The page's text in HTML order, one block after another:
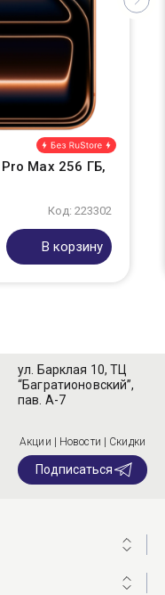
Max 256 ГБ,
Код: 223302
В корзину
ул. Барклая 10, ТЦ
“Багратионовский”,
пав. А-7
Акции | Новости | Скидки
Подписаться